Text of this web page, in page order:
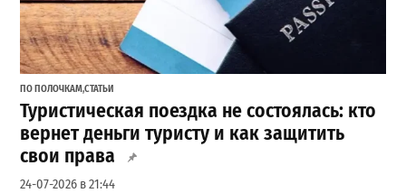
ПО ПОЛОЧКАМ,СТАТЬИ
Туристическая поездка не состоялась: кто
вернет деньги туристу и как защитить
свои права
24-07-2026 в 21:44